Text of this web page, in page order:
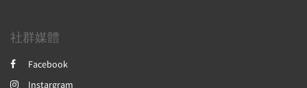
社群媒體
Facebook
Instargram